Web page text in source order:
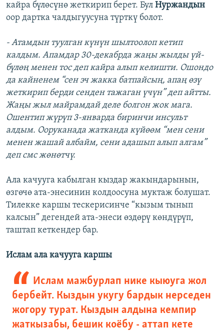
кайра бүлөсүнө жеткирип берет. Бул Нуржандын
оор дартка чалдыгуусуна түрткү болот.
- Атамдын туулган күнүн шылтоолоп кетип
калдым. Апамдар 30-декабрда жаңы жылды үй-
бүлөң менен тос деп кайра алып келишти. Ошондо
да кайненем “сен эч жакка батпайсың, апаң өзү
жеткирип берди сенден тажаган үчүн” деп айтты.
Жаңы жыл майрамдай деле болгон жок мага.
Ошентип жүрүп 3-январда биринчи инсульт
алдым. Ооруканада жатканда күйөөм “мен сени
менен жашай албайм, сени адашып алып алгам”
деп смс жөнөтчү.
Ала качууга кабылган кыздар жакындарынын,
өзгөчө ата-энесинин колдоосуна муктаж болушат.
Тилекке каршы тескерисинче “кызым тынып
калсын” дегендей ата-энеси өздөрү көндүрүп,
таштап кеткендер бар.
Ислам ала качууга каршы
Ислам мажбурлап нике кыюуга жол
бербейт. Кыздын укугу бардык нерседен
жогору турат. Кыздын алдына кемпир
жаткызабы, бешик коёбу - аттап кете